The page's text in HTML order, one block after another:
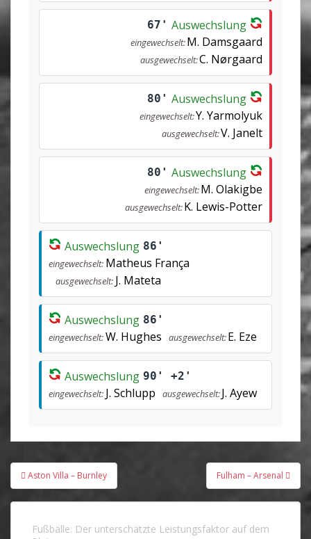
67' Auswechslung
eingewechselt:M. Damsgaard
ausgewechselt:C. Nørgaard
80' Auswechslung
eingewechselt:Y. Yarmolyuk
ausgewechselt:V. Janelt
80' Auswechslung
eingewechselt:M. Olakigbe
ausgewechselt:K. Lewis-Potter
Auswechslung 86'
eingewechselt: Matheus França
ausgewechselt: J. Mateta
Auswechslung 86'
eingewechselt:W. Hughes ausgewechselt:E. Eze
Auswechslung 90' +2'
eingewechselt: J. Schlupp ausgewechselt:J. Ayew
Beitragsnavigation
Aston Villa – Burnley Fulham – Arsenal
Fußbälle: Der unterschätzte Leistungsfaktor auf dem